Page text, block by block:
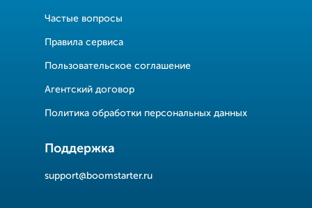
Частые вопросы
Правила сервиса
Пользовательское соглашение
Агентский договор
Политика обработки персональных данных
Поддержка
support@boomstarter.ru